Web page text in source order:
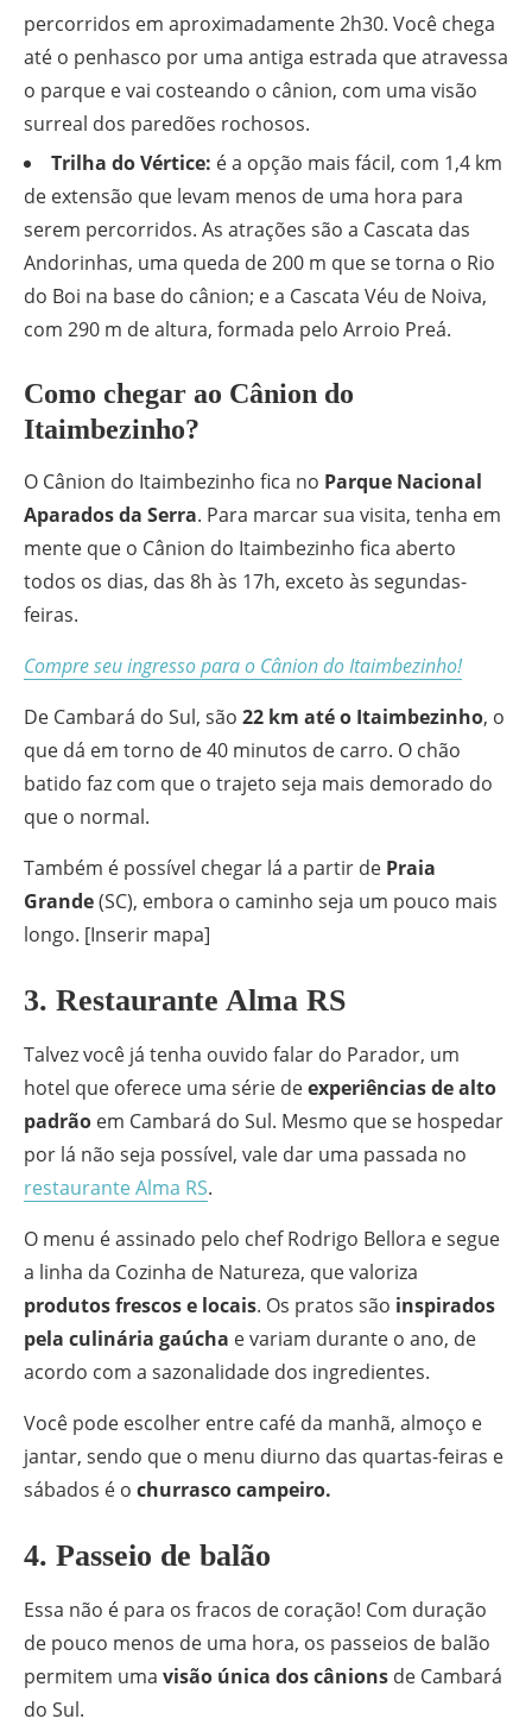
percorridos em aproximadamente 2h30. Você chega
até o penhasco por uma antiga estrada que atravessa
o parque e vai costeando o cânion, com uma visão
surreal dos paredões rochosos.
Trilha do Vértice: é a opção mais fácil, com 1,4 km
de extensão que levam menos de uma hora para
serem percorridos. As atrações são a Cascata das
Andorinhas, uma queda de 200 m que se torna o Rio
do Boi na base do cânion; e a Cascata Véu de Noiva,
com 290 m de altura, formada pelo Arroio Preá.
Como chegar ao Cânion do
Itaimbezinho?
O Cânion do Itaimbezinho fica no Parque Nacional
Aparados da Serra. Para marcar sua visita, tenha em
mente que o Cânion do Itaimbezinho fica aberto
todos os dias, das 8h às 17h, exceto às segundas-
feiras.
Compre seu ingresso para o Cânion do Itaimbezinho!
De Cambará do Sul, são 22 km até o Itaimbezinho, o
que dá em torno de 40 minutos de carro. O chão
batido faz com que o trajeto seja mais demorado do
que o normal.
Também é possível chegar lá a partir de Praia
Grande(SC), embora o caminho seja um pouco mais
longo. [Inserir mapa]
3. Restaurante Alma RS
Talvez você já tenha ouvido falar do Parador, um
hotel que oferece uma série deexperiências de alto
padrão em Cambará do Sul. Mesmo que se hospedar
por lá não seja possível, vale dar uma passada no
restaurante Alma RS.
O menu é assinado pelo chef Rodrigo Bellora e segue
a linha da Cozinha de Natureza, que valoriza
produtos frescos e locais. Os pratos são inspirados
pela culinária gaúcha e variam durante o ano, de
acordo com a sazonalidade dos ingredientes.
Você pode escolher entre café da manhã, almoço e
jantar, sendo que o menu diurno das quartas-feiras e
sábados é o churrasco campeiro.
4. Passeio de balão
Essa não é para os fracos de coração! Com duração
de pouco menos de uma hora, os passeios de balão
permitem uma visão única dos cânions de Cambará
do Sul.